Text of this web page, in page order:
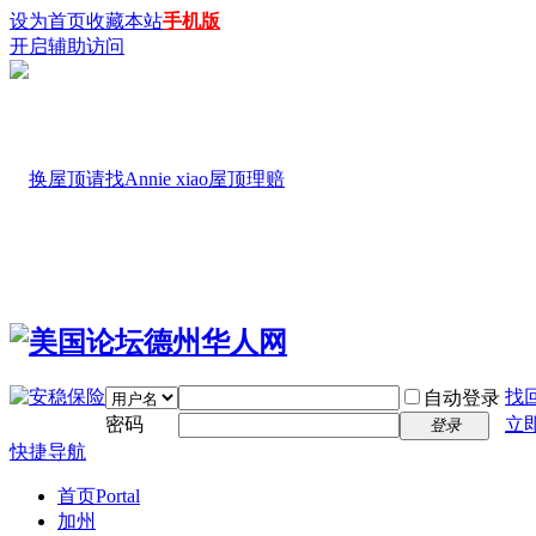
设为首页收藏本站手机版
开启辅助访问
自动登录 找
密码
登录
立
快捷导航
首页Portal
加州